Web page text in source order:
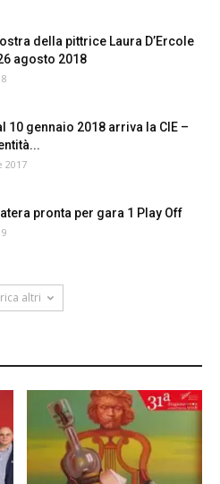
della pittrice Laura D’Ercole
agosto 2018
10 gennaio 2018 arriva la CIE –
2017
pronta per gara 1 Play Off
altri